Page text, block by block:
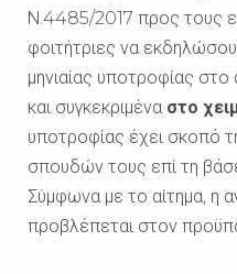
Ν.4485/2017 προς τους
φοιτήτριες να
μηνιαίας υποτροφίας
και συγκεκριμένα στο
υποτροφίας έχει σκοπό
σπουδών τους επί τη
Σύμφωνα με το αίτημα, η
προβλέπεται στον